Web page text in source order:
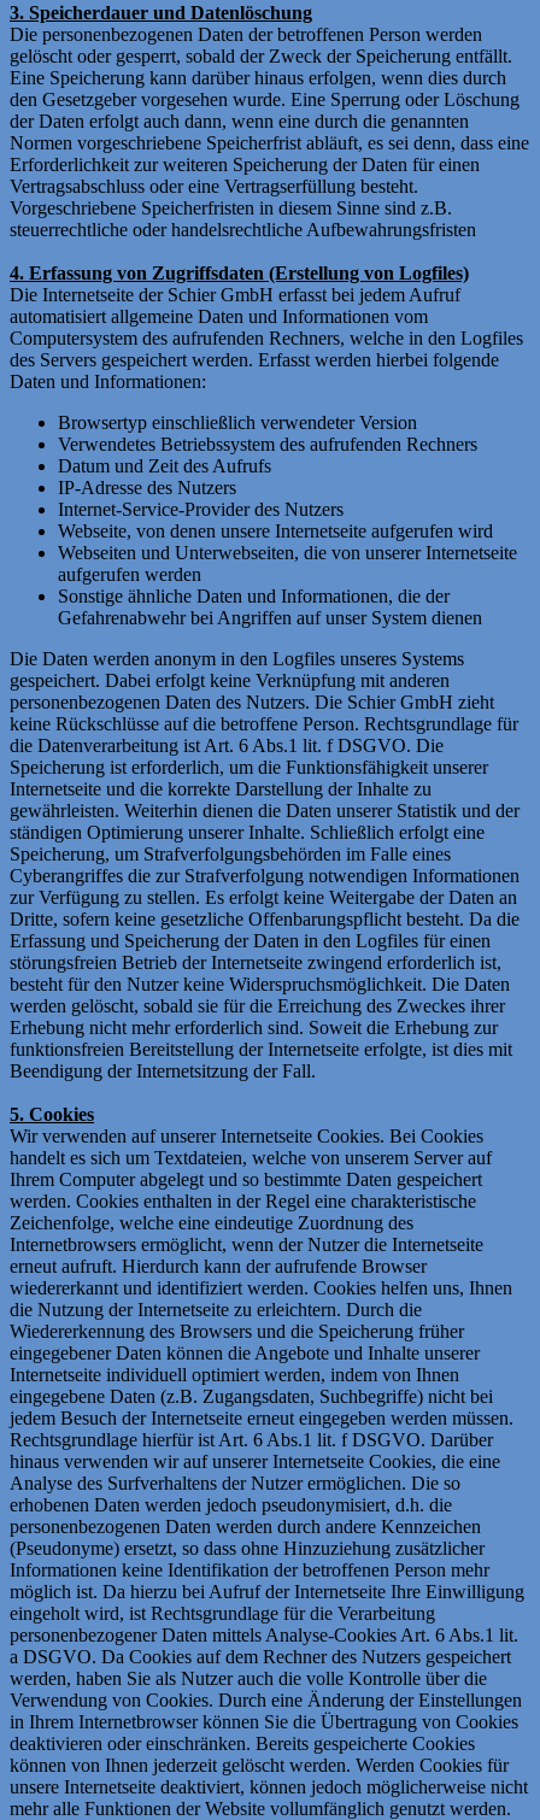
3. Speicherdauer und Datenlöschung
Die personenbezogenen Daten der betroffenen Person werden
gelöscht oder gesperrt, sobald der Zweck der Speicherung entfällt.
Eine Speicherung kann darüber hinaus erfolgen, wenn dies durch
den Gesetzgeber vorgesehen wurde. Eine Sperrung oder Löschung
der Daten erfolgt auch dann, wenn eine durch die genannten
Normen vorgeschriebene Speicherfrist abläuft, es sei denn, dass eine
Erforderlichkeit zur weiteren Speicherung der Daten für einen
Vertragsabschluss oder eine Vertragserfüllung besteht.
Vorgeschriebene Speicherfristen in diesem Sinne sind z.B.
steuerrechtliche oder handelsrechtliche Aufbewahrungsfristen
4. Erfassung von Zugriffsdaten (Erstellung von Logfiles)
Die Internetseite der Schier GmbH erfasst bei jedem Aufruf
automatisiert allgemeine Daten und Informationen vom
Computersystem des aufrufenden Rechners, welche in den Logfiles
des Servers gespeichert werden. Erfasst werden hierbei folgende
Daten und Informationen:
Browsertyp einschließlich verwendeter Version
Verwendetes Betriebssystem des aufrufenden Rechners
Datum und Zeit des Aufrufs
IP-Adresse des Nutzers
Internet-Service-Provider des Nutzers
Webseite, von denen unsere Internetseite aufgerufen wird
Webseiten und Unterwebseiten, die von unserer Internetseite
aufgerufen werden
Sonstige ähnliche Daten und Informationen, die der
Gefahrenabwehr bei Angriffen auf unser System dienen
Die Daten werden anonym in den Logfiles unseres Systems
gespeichert. Dabei erfolgt keine Verknüpfung mit anderen
personenbezogenen Daten des Nutzers. Die Schier GmbH zieht
keine Rückschlüsse auf die betroffene Person. Rechtsgrundlage für
die Datenverarbeitung ist Art. 6 Abs.1 lit. f DSGVO. Die
Speicherung ist erforderlich, um die Funktionsfähigkeit unserer
Internetseite und die korrekte Darstellung der Inhalte zu
gewährleisten. Weiterhin dienen die Daten unserer Statistik und der
ständigen Optimierung unserer Inhalte. Schließlich erfolgt eine
Speicherung, um Strafverfolgungsbehörden im Falle eines
Cyberangriffes die zur Strafverfolgung notwendigen Informationen
zur Verfügung zu stellen. Es erfolgt keine Weitergabe der Daten an
Dritte, sofern keine gesetzliche Offenbarungspflicht besteht. Da die
Erfassung und Speicherung der Daten in den Logfiles für einen
störungsfreien Betrieb der Internetseite zwingend erforderlich ist,
besteht für den Nutzer keine Widerspruchsmöglichkeit. Die Daten
werden gelöscht, sobald sie für die Erreichung des Zweckes ihrer
Erhebung nicht mehr erforderlich sind. Soweit die Erhebung zur
funktionsfreien Bereitstellung der Internetseite erfolgte, ist dies mit
Beendigung der Internetsitzung der Fall.
5. Cookies
Wir verwenden auf unserer Internetseite Cookies. Bei Cookies
handelt es sich um Textdateien, welche von unserem Server auf
Ihrem Computer abgelegt und so bestimmte Daten gespeichert
werden. Cookies enthalten in der Regel eine charakteristische
Zeichenfolge, welche eine eindeutige Zuordnung des
Internetbrowsers ermöglicht, wenn der Nutzer die Internetseite
erneut aufruft. Hierdurch kann der aufrufende Browser
wiedererkannt und identifiziert werden. Cookies helfen uns, Ihnen
die Nutzung der Internetseite zu erleichtern. Durch die
Wiedererkennung des Browsers und die Speicherung früher
eingegebener Daten können die Angebote und Inhalte unserer
Internetseite individuell optimiert werden, indem von Ihnen
eingegebene Daten (z.B. Zugangsdaten, Suchbegriffe) nicht bei
jedem Besuch der Internetseite erneut eingegeben werden müssen.
Rechtsgrundlage hierfür ist Art. 6 Abs.1 lit. f DSGVO. Darüber
hinaus verwenden wir auf unserer Internetseite Cookies, die eine
Analyse des Surfverhaltens der Nutzer ermöglichen. Die so
erhobenen Daten werden jedoch pseudonymisiert, d.h. die
personenbezogenen Daten werden durch andere Kennzeichen
(Pseudonyme) ersetzt, so dass ohne Hinzuziehung zusätzlicher
Informationen keine Identifikation der betroffenen Person mehr
möglich ist. Da hierzu bei Aufruf der Internetseite Ihre Einwilligung
eingeholt wird, ist Rechtsgrundlage für die Verarbeitung
personenbezogener Daten mittels Analyse-Cookies Art. 6 Abs.1 lit.
a DSGVO. Da Cookies auf dem Rechner des Nutzers gespeichert
werden, haben Sie als Nutzer auch die volle Kontrolle über die
Verwendung von Cookies. Durch eine Änderung der Einstellungen
in Ihrem Internetbrowser können Sie die Übertragung von Cookies
deaktivieren oder einschränken. Bereits gespeicherte Cookies
können von Ihnen jederzeit gelöscht werden. Werden Cookies für
unsere Internetseite deaktiviert, können jedoch möglicherweise nicht
mehr alle Funktionen der Website vollumfänglich genutzt werden.